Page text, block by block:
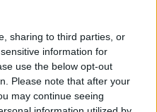
sharing to third parties, or
information for
use the below opt-out
Please note that after your
may continue seeing
fellép. Moussa Ahmed,
Bence bejárták már